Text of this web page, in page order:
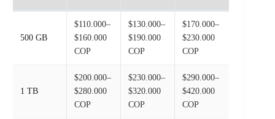
500 GB
$110.000–
$160.000
COP
$130.000–
$190.000
COP
$170.000–
$230.000
COP
1 TB
$200.000–
$280.000
COP
$230.000–
$320.000
COP
$290.000–
$420.000
COP